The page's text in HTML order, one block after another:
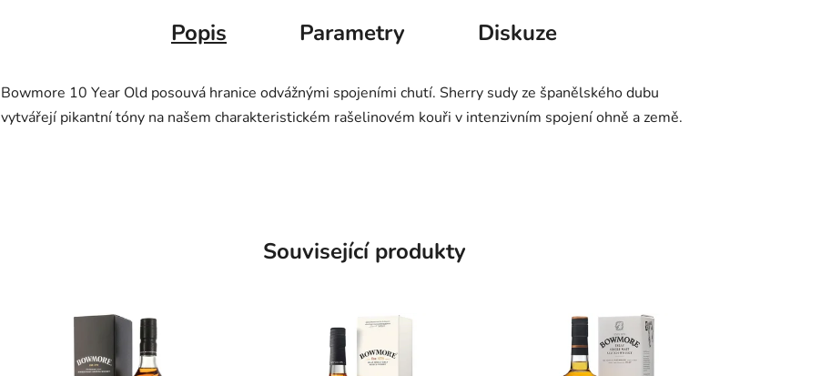
Popis Parametry Diskuze
Bowmore 10 Year Old posouvá hranice odvážnými spojeními chutí. Sherry sudy ze španělského dubu
vytvářejí pikantní tóny na našem charakteristickém rašelinovém kouři v intenzivním spojení ohně a země.
Související produkty